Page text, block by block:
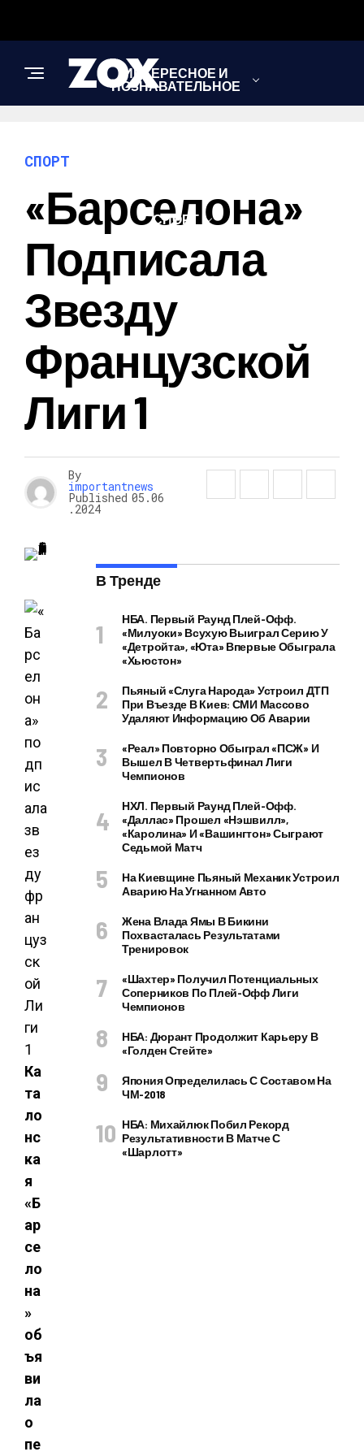
ИНТЕРЕСНОЕ И
ПОЗНАВАТЕЛЬНОЕ
СПОРТ
СПОРТ
«Барселона»
Подписала
Звезду
Французской
Лиги 1
By
importantnews
Published 05.06
.2024
Ка
та
ло
нс
ка
я
«Б
ар
се
ло
на
»
об
ъя
ви
ла
о
пе
В Тренде
НБА. Первый Раунд Плей-Офф.
«Милуоки» Всухую Выиграл Серию У
«Детройта», «Юта» Впервые Обыграла
«Хьюстон»
Пьяный «слуга Народа» Устроил ДТП
При Въезде В Киев: СМИ Массово
Удаляют Информацию Об Аварии
«Реал» Повторно Обыграл «ПСЖ» И
Вышел В Четвертьфинал Лиги
Чемпионов
НХЛ. Первый Раунд Плей-Офф.
«Даллас» Прошел «Нэшвилл»,
«Каролина» И «Вашингтон» Сыграют
Седьмой Матч
На Киевщине Пьяный Механик Устроил
Аварию На Угнанном Авто
Жена Влада Ямы В Бикини
Похвасталась Результатами
Тренировок
«Шахтер» Получил Потенциальных
Соперников По Плей-Офф Лиги
Чемпионов
НБА: Дюрант Продолжит Карьеру В
«Голден Стейте»
Япония Определилась С Составом На
ЧМ-2018
НБА: Михайлюк Побил Рекорд
Результативности В Матче С
«Шарлотт»